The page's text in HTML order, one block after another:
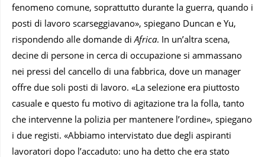
fenomeno comune, soprattutto durante la guerra, quando i
posti di lavoro scarseggiavano», spiegano Duncan e Yu,
rispondendo alle domande diAfrica. In un’altra scena,
decine di persone in cerca di occupazione si ammassano
nei pressi del cancello di una fabbrica, dove un manager
offre due soli posti di lavoro. «La selezione era piuttosto
casuale e questo fu motivo di agitazione tra la folla, tanto
che intervenne la polizia per mantenere l’ordine», spiegano
i due registi. «Abbiamo intervistato due degli aspiranti
lavoratori dopo l’accaduto: uno ha detto che era stato